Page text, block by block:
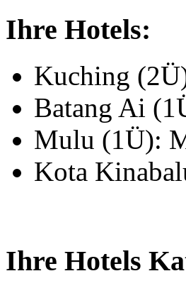
Ihre Hotels:
Kuching
Batang Ai
Mulu (1Ü):
Kota
Ihre Hotels